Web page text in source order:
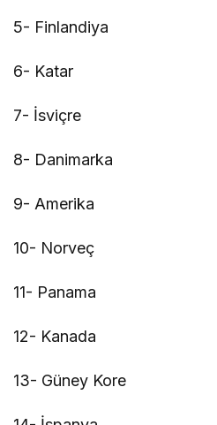
5- Finlandiya
6- Katar
7- İsviçre
8- Danimarka
9- Amerika
10- Norveç
11- Panama
12- Kanada
13- Güney Kore